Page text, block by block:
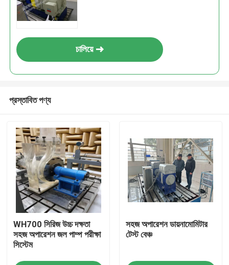
চালিয়ে
প্রস্তাবিত পণ্য
WH700 সিরিজ উচ্চ দক্ষতা
সহজ অপারেশন জল পাম্প পরীক্ষা
সিস্টেম
সহজ অপারেশন ডায়নামোমিটার
টেস্ট বেঞ্চ